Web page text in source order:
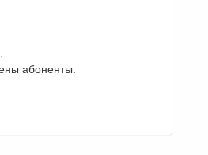
абоненты.